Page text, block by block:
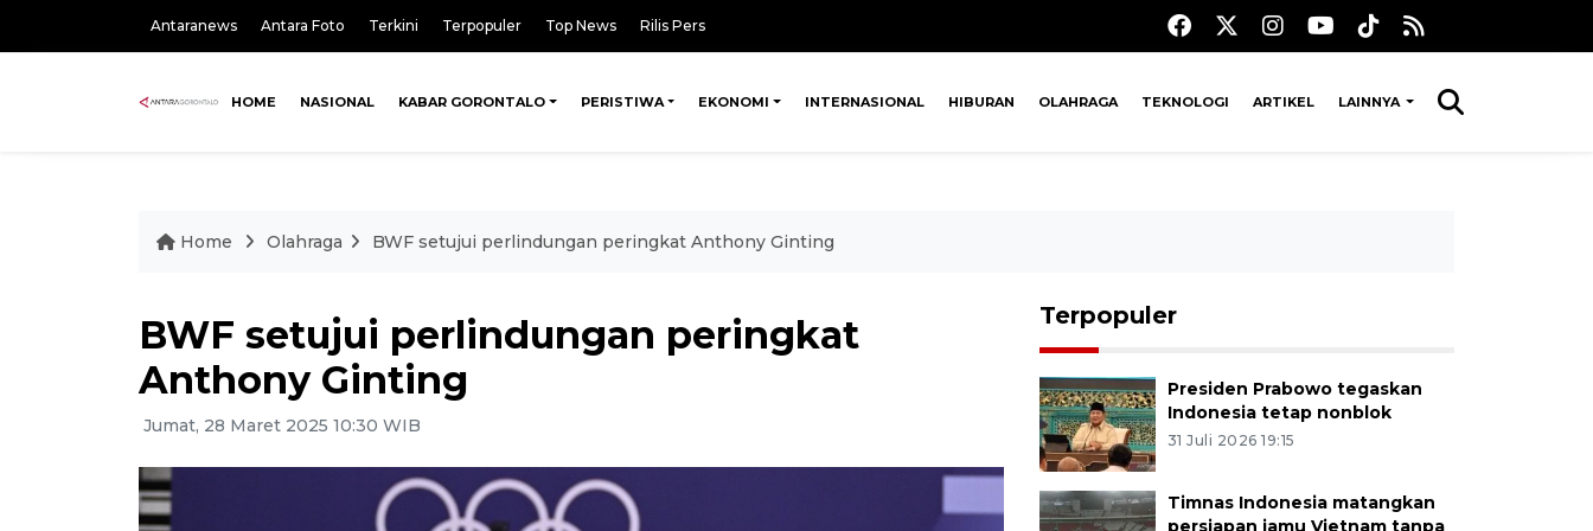
Antaranews Antara Foto Terkini Terpopuler Top News Rilis Pers
HOME NASIONAL KABAR GORONTALO PERISTIWA EKONOMI INTERNASIONAL HIBURAN OLAHRAGA TEKNOLOGI ARTIKEL LAINNYA
Home Olahraga BWF setujui perlindungan peringkat Anthony Ginting
BWF setujui perlindungan peringkat
Anthony Ginting
Jumat, 28 Maret 2025 10:30 WIB
Terpopuler
Presiden Prabowo tegaskan
Indonesia tetap nonblok
31 Juli 2026 19:15
Timnas Indonesia matangkan
persiapan jamu Vietnam tanpa